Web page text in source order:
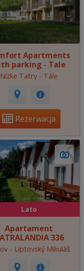
Apartments
parking - Tale
Nízke Tatry - Tále
Rezerwacja
Lato
Apartament
336
- Liptovský Mikuláš